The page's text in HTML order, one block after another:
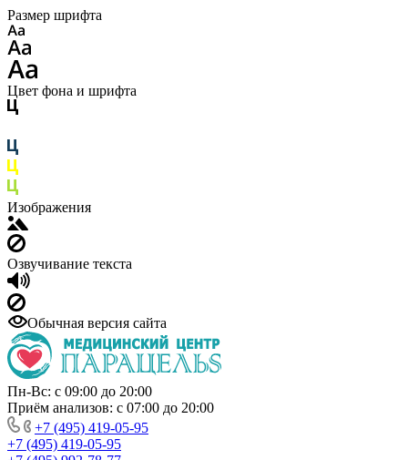
Размер шрифта
Цвет фона и шрифта
Изображения
Озвучивание текста
Обычная версия сайта
Пн-Вс: с 09:00 до 20:00
Приём анализов: с 07:00 до 20:00
+7 (495) 419-05-95
+7 (495) 419-05-95